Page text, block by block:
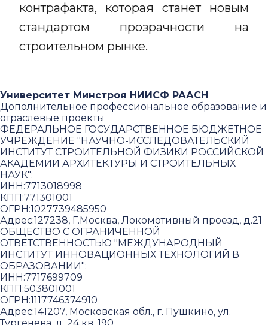
контрафакта, которая станет новым
стандартом прозрачности на
строительном рынке.
Университет Минстроя НИИСФ РААСН
Дополнительное профессиональное образование и
отраслевые проекты
ФЕДЕРАЛЬНОЕ ГОСУДАРСТВЕННОЕ БЮДЖЕТНОЕ
УЧРЕЖДЕНИЕ "НАУЧНО-ИССЛЕДОВАТЕЛЬСКИЙ
ИНСТИТУТ СТРОИТЕЛЬНОЙ ФИЗИКИ РОССИЙСКОЙ
АКАДЕМИИ АРХИТЕКТУРЫ И СТРОИТЕЛЬНЫХ
НАУК":
ИНН:7713018998
КПП:771301001
ОГРН:1027739485950
Адрес:127238, Г.Москва, Локомотивный проезд, д.21
ОБЩЕСТВО С ОГРАНИЧЕННОЙ
ОТВЕТСТВЕННОСТЬЮ "МЕЖДУНАРОДНЫЙ
ИНСТИТУТ ИННОВАЦИОННЫХ ТЕХНОЛОГИЙ В
ОБРАЗОВАНИИ":
ИНН:7717699709
КПП:503801001
ОГРН:1117746374910
Адрес:141207, Московская обл., г. Пушкино, ул.